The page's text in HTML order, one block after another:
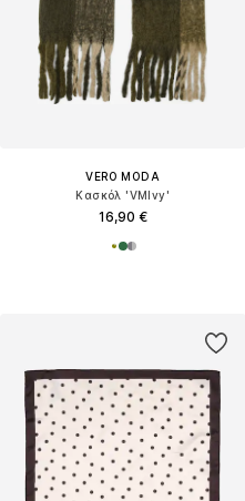
VERO MODA
Κασκόλ 'VMIvy'
16,90 €